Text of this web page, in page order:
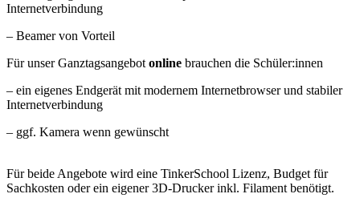
Internetverbindung
– Beamer von Vorteil
Für unser Ganztagsangebotonline brauchen die Schüler:innen
– ein eigenes Endgerät mit modernem Internetbrowser und stabiler
Internetverbindung
– ggf. Kamera wenn gewünscht
Für beide Angebote wird eine TinkerSchool Lizenz, Budget für
Sachkosten oder ein eigener 3D-Drucker inkl. Filament benötigt.